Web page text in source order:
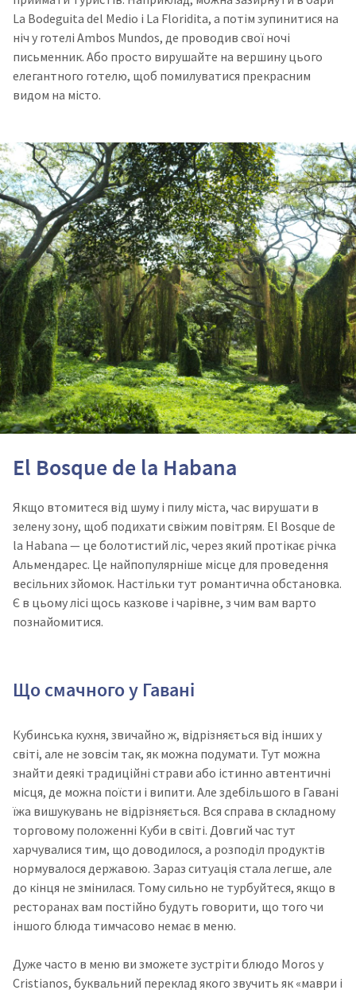
La Bodeguita del Medio і La Floridita, а потім зупинитися на
ніч у готелі Ambos Mundos, де проводив свої ночі
письменник. Або просто вирушайте на вершину цього
елегантного готелю, щоб помилуватися прекрасним
видом на місто.
El Bosque de la Habana
Якщо втомитеся від шуму і пилу міста, час вирушати в
зелену зону, щоб подихати свіжим повітрям. El Bosque de
la Habana — це болотистий ліс, через який протікає річка
Альмендарес. Це найпопулярніше місце для проведення
весільних зйомок. Настільки тут романтична обстановка.
Є в цьому лісі щось казкове і чарівне, з чим вам варто
познайомитися.
Що смачного у Гавані
Кубинська кухня, звичайно ж, відрізняється від інших у
світі, але не зовсім так, як можна подумати. Тут можна
знайти деякі традиційні страви або істинно автентичні
місця, де можна поїсти і випити. Але здебільшого в Гавані
їжа вишукувань не відрізняється. Вся справа в складному
торговому положенні Куби в світі. Довгий час тут
харчувалися тим, що доводилося, а розподіл продуктів
нормувалося державою. Зараз ситуація стала легше, але
до кінця не змінилася. Тому сильно не турбуйтеся, якщо в
ресторанах вам постійно будуть говорити, що того чи
іншого блюда тимчасово немає в меню.
Дуже часто в меню ви зможете зустріти блюдо Moros y
Cristianos, буквальний переклад якого звучить як «маври і